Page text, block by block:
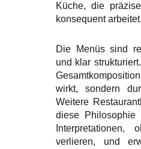
Küche, die
konsequent arbeitet.
Die Menüs sind
und klar
wirkt, sondern
Weitere
diese
verlieren, und